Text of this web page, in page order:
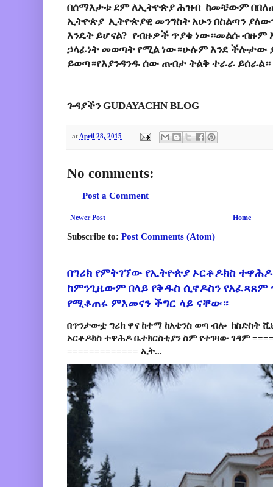
በሰማእታቱ ደም ለኢትዮጵያ ሕዝብ ከመቼውም
ኢትዮጵያ ኢትዮጵያዊ መንግስት አሁን በስልጣን
እንዴት ይሆናል? የብዙዎች ጥያቄ ነው።መልሱ ብዙም
ኃላፊነት መወጣት የሚል ነው።ሁሉም እንደ ችሎታው
ይወጣ።የእያንዳንዱ ሰው ጠብታ ትልቅ ተራራ ይሰራል።
ጉዳያችን GUDAYACHN BLOG
atApril 28, 2015
No comments:
Post a Comment
Newer Post Home
Subscribe to: Post Comments (Atom)
በግሪክ የምትገኘው የኢትዮጵያ ኦርቶዶክስ
ከምንጊዜውም በላይ የቅዱስ ሲኖዶስን የአፈጻጸም
የሚቆጠሩ ምእመናን ችግር ላይ ናቸው።
በጥንታውቷ ግሪክ ዋና ከተማ ከአቴንስ ወጣ ብሎ ከስድስት
ኦርቶዶክስ ተዋሕዶ ቤተክርስቲያን ስም የተገዛው ገዳም
============= ኢት...